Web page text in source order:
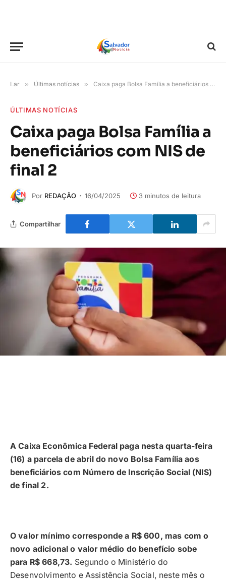
Lar » Últimas notícias » Caixa paga Bolsa Família a beneficiários com NIS de final 2
ÚLTIMAS NOTÍCIAS
Caixa paga Bolsa Família a
beneficiários com NIS de
final 2
Por REDAÇÃO 16/04/2025 3 minutos de leitura
Compartilhar
A Caixa Econômica Federal paga nesta quarta-feira
(16) a parcela de abril do novo Bolsa Família aos
beneficiários com Número de Inscrição Social (NIS)
de final 2.
O valor mínimo corresponde a R$ 600, mas com o
novo adicional o valor médio do benefício sobe
para R$ 668,73. Segundo o Ministério do
Desenvolvimento e Assistência Social, neste mês o